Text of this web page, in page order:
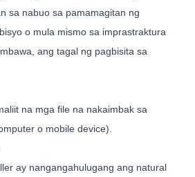
sa nabuo sa pamamagitan ng
o mula mismo sa imprastraktura
ang tagal ng pagbisita sa
na mga file na nakaimbak sa
o mobile device).
ay nangangahulugang ang natural